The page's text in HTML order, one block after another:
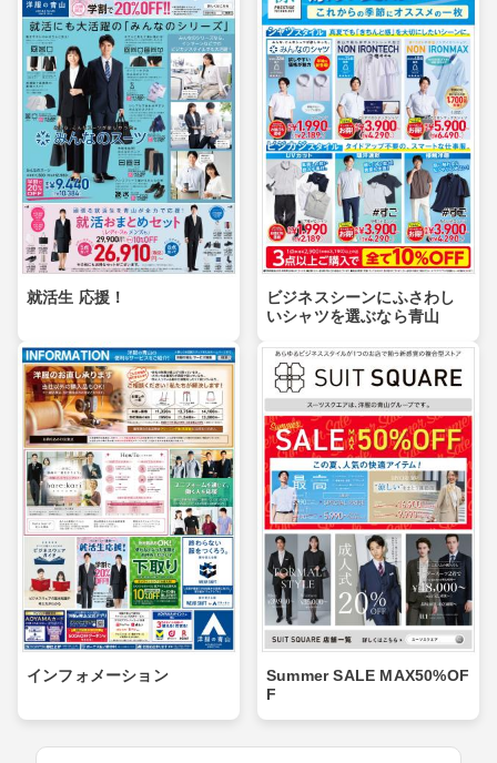
就活生 応援！
ビジネスシーンにふさわし
いシャツを選ぶなら青山
インフォメーション
Summer SALE MAX50%OF
F